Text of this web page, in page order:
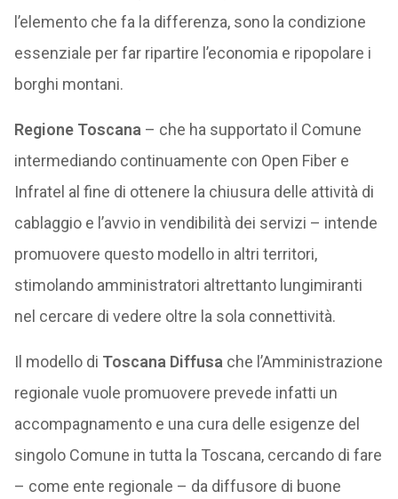
l’elemento che fa la differenza, sono la condizione
essenziale per far ripartire l’economia e ripopolare i
borghi montani.
Regione Toscana – che ha supportato il Comune
intermediando continuamente con Open Fiber e
Infratel al fine di ottenere la chiusura delle attività di
cablaggio e l’avvio in vendibilità dei servizi – intende
promuovere questo modello in altri territori,
stimolando amministratori altrettanto lungimiranti
nel cercare di vedere oltre la sola connettività.
Il modello di Toscana Diffusa che l’Amministrazione
regionale vuole promuovere prevede infatti un
accompagnamento e una cura delle esigenze del
singolo Comune in tutta la Toscana, cercando di fare
– come ente regionale – da diffusore di buone